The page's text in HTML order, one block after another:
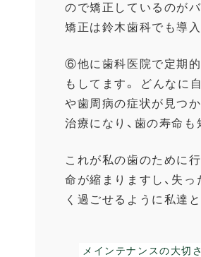
ので矯正しているのが
矯正は鈴木歯科でも導
⑥他に歯科医院で定期
もしてます。 どんなに
や歯周病の症状が見つ
治療になり、歯の寿命
これが私の歯のために
命が縮まりますし、失
く過ごせるように私達
メインテナンスの大切